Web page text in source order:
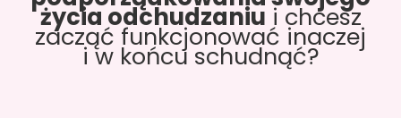
życia odchudzaniu i chcesz
zacząć funkcjonować inaczej
i w końcu schudnąć?